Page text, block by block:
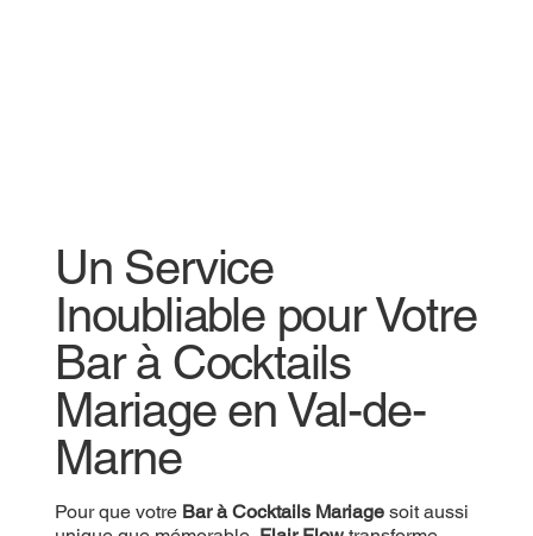
Un Service
Inoubliable pour Votre
Bar à Cocktails
Mariage en Val-de-
Marne
Pour que votre Bar à Cocktails Mariagesoit aussi